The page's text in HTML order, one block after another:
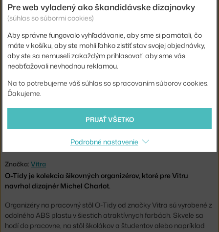
Značka: Vitra
O-Tidy je kolekcia šikovných organizérov, ktoré pre Vitru
navrhol dizajnér Michel Charlot.
Organizéry na pracovný stôl O-Tidy od značky Vitra sú vyrobené z
odolného ABS plastu v šiestich atraktívnych farbách. Skvele sa
hodí do pracovne, na stôl školákov a študentov alebo napríklad
ORGANIZÉR O-TIDY, POPPY RED
VITRA VITRA
Shopping from the EU? Switch toO-Tidy Organisers
Pre web vyladený ako škandidávske dizajnovky
(súhlas so súbormi cookies)
Aby správne fungovalo vyhľadávanie, aby sme si pamätali, čo
máte v košíku, aby ste mohli ľahko zistiť stav svojej objednávky,
aby ste sa nemuseli zakaždým prihlasovať, aby sme vás
neobťažovali nevhodnou reklamou.
Na to potrebujeme váš súhlas so spracovaním súborov cookies.
Ďakujeme.
PRIJAŤ VŠETKO
Podrobné nastavenie